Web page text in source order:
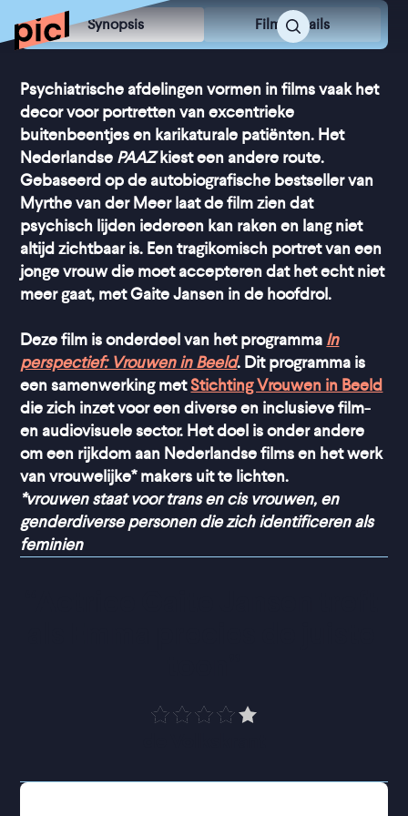
Synopsis Film Details
Psychiatrische afdelingen vormen in films vaak het
decor voor portretten van excentrieke
buitenbeentjes en karikaturale patiënten. Het
Nederlandse PAAZkiest een andere route.
Gebaseerd op de autobiografische bestseller van
Myrthe van der Meer laat de film zien dat
psychisch lijden iedereen kan raken en lang niet
altijd zichtbaar is. Een tragikomisch portret van een
jonge vrouw die moet accepteren dat het echt niet
meer gaat, met Gaite Jansen in de hoofdrol.
Deze film is onderdeel van het programma In
perspectief: Vrouwen in Beeld. Dit programma is
een samenwerking met Stichting Vrouwen in Beeld
die zich inzet voor een diverse en inclusieve film-
en audiovisuele sector. Het doel is onder andere
om een rijkdom aan Nederlandse films en het werk
van vrouwelijke* makers uit te lichten.
*vrouwen staat voor trans en cis vrouwen, en
genderdiverse personen die zich identificeren als
feminien
Emma belandt op de PAAZ: de Psychiatrische